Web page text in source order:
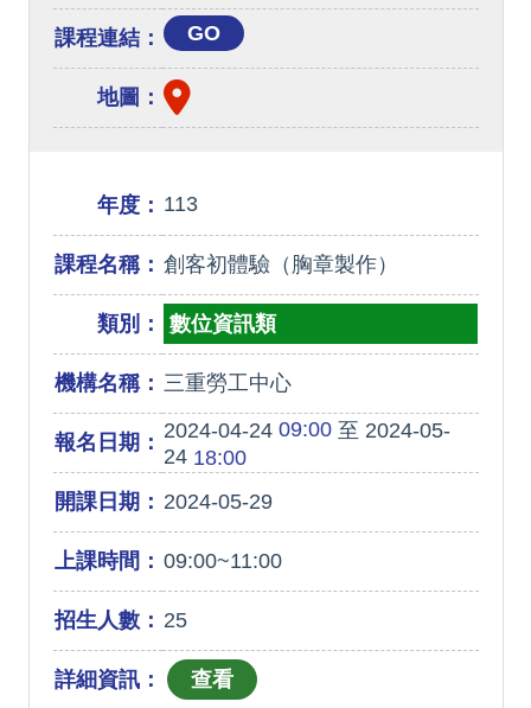
課程連結： GO
地圖：
年度： 113
課程名稱： 創客初體驗（胸章製作）
類別： 數位資訊類
機構名稱： 三重勞工中心
報名日期： 2024-04-2409:00至 2024-05-
2418:00
開課日期： 2024-05-29
上課時間： 09:00~11:00
招生人數： 25
詳細資訊：